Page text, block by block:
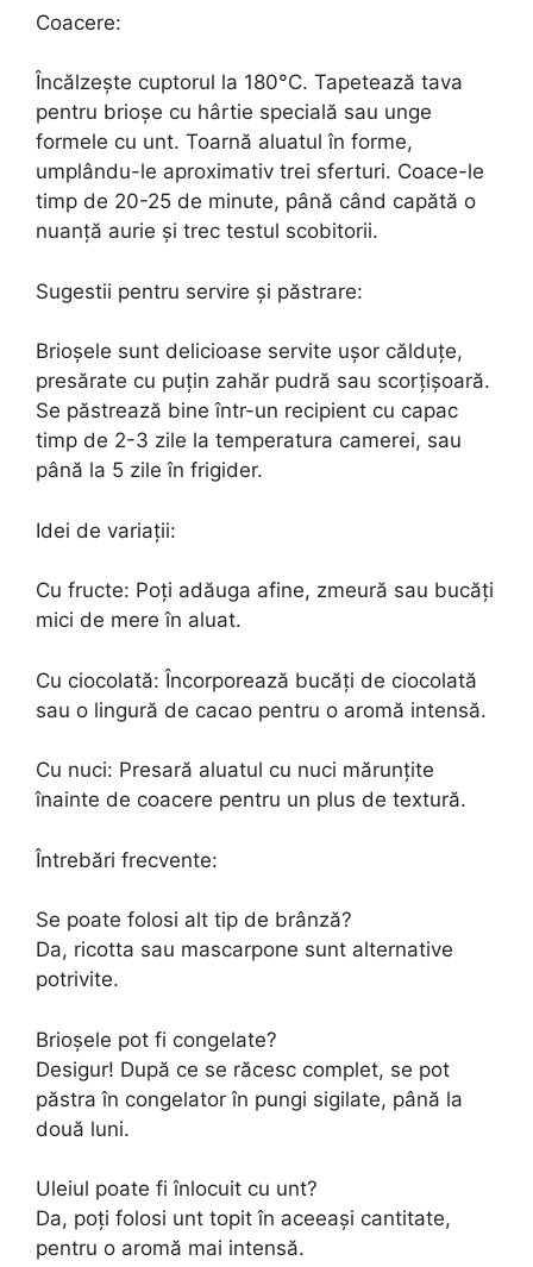
Coacere:
Încălzește cuptorul la 180°C. Tapetează tava
pentru brioșe cu hârtie specială sau unge
formele cu unt. Toarnă aluatul în forme,
umplându-le aproximativ trei sferturi. Coace-le
timp de 20-25 de minute, până când capătă o
nuanță aurie și trec testul scobitorii.
Sugestii pentru servire și păstrare:
Brioșele sunt delicioase servite ușor călduțe,
presărate cu puțin zahăr pudră sau scorțișoară.
Se păstrează bine într-un recipient cu capac
timp de 2-3 zile la temperatura camerei, sau
până la 5 zile în frigider.
Idei de variații:
Cu fructe: Poți adăuga afine, zmeură sau bucăți
mici de mere în aluat.
Cu ciocolată: Încorporează bucăți de ciocolată
sau o lingură de cacao pentru o aromă intensă.
Cu nuci: Presară aluatul cu nuci mărunțite
înainte de coacere pentru un plus de textură.
Întrebări frecvente:
Se poate folosi alt tip de brânză?
Da, ricotta sau mascarpone sunt alternative
potrivite.
Brioșele pot fi congelate?
Desigur! După ce se răcesc complet, se pot
păstra în congelator în pungi sigilate, până la
două luni.
Uleiul poate fi înlocuit cu unt?
Da, poți folosi unt topit în aceeași cantitate,
pentru o aromă mai intensă.